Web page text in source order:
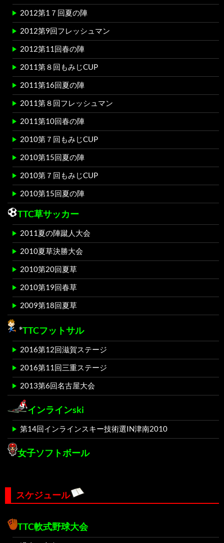
2012第1７回夏の陣
2012第9回フレッシュマン
2012第11回春の陣
2011第８回もみじCUP
2011第16回夏の陣
2011第８回フレッシュマン
2011第10回春の陣
2010第７回もみじCUP
2010第15回夏の陣
2010第７回もみじCUP
2010第15回夏の陣
TTC草サッカー
2011夏の陣蹴人大会
2010夏草決勝大会
2010第20回夏草
2010第19回春草
2009第18回夏草
TTCフットサル
2016第12回滋賀ステージ
2016第11回三重ステージ
2013第6回名古屋大会
インラインski
第14回インラインスキー技術選IN津南2010
女子ソフトボール
スケジュール
TTC軟式野球大会